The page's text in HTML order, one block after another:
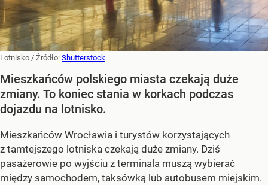
Lotnisko / Źródło: Shutterstock
Mieszkańców polskiego miasta czekają duże
zmiany. To koniec stania w korkach podczas
dojazdu na lotnisko.
Mieszkańców Wrocławia i turystów korzystających
z tamtejszego lotniska czekają duże zmiany. Dziś
pasażerowie po wyjściu z terminala muszą wybierać
między samochodem, taksówką lub autobusem miejskim.